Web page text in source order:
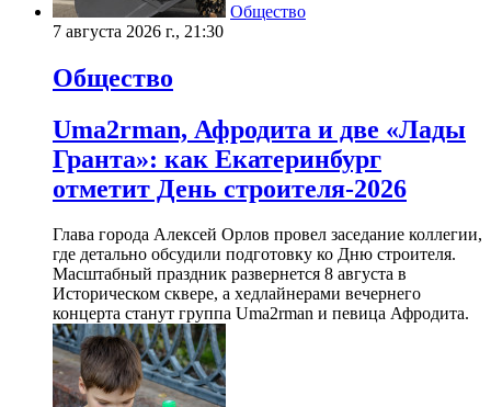
Общество
7 августа 2026 г., 21:30
Общество
Uma2rman, Афродита и две «Лады
Гранта»: как Екатеринбург
отметит День строителя-2026
Глава города Алексей Орлов провел заседание коллегии,
где детально обсудили подготовку ко Дню строителя.
Масштабный праздник развернется 8 августа в
Историческом сквере, а хедлайнерами вечернего
концерта станут группа Uma2rman и певица Афродита.